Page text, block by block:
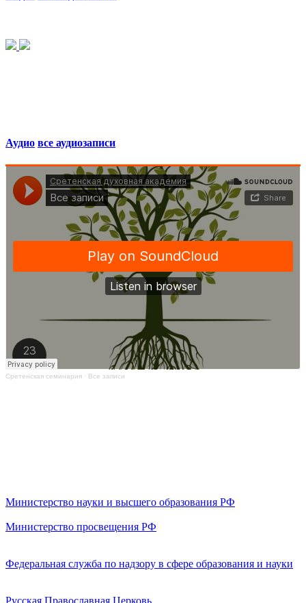
Аудио все аудиозаписи
Сретенская семинария · Все записи
Министерство науки и высшего образования РФ
Министерство просвещения РФ
Федеральная служба по надзору в сфере образования и науки
Русская Православная Церковь